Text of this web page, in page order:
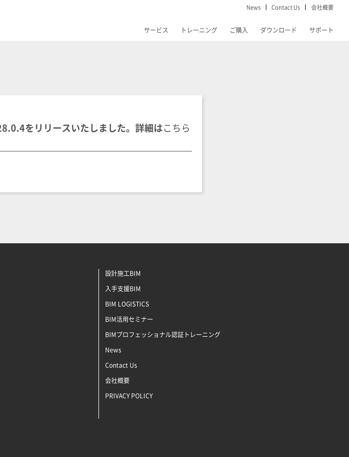
News Contact Us 会社概要
サービス トレーニング ご購入 ダウンロード サポート
をリリースいたしました。詳細はこちら
設計施工BIM
入手支援BIM
BIM LOGISTICS
BIM活用セミナー
BIMプロフェッショナル認証トレーニング
News
Contact Us
会社概要
PRIVACY POLICY